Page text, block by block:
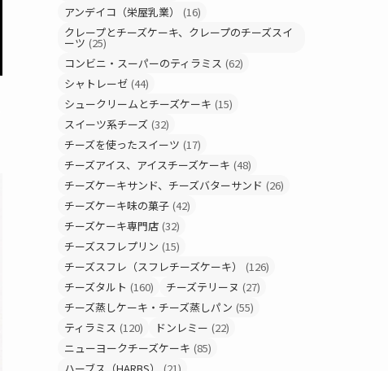
アンデイコ（栄屋乳業）
(16)
クレープとチーズケーキ、クレープのチーズスイ
ーツ (25)
コンビニ・スーパーのティラミス (62)
シャトレーゼ (44)
シュークリームとチーズケーキ (15)
スイーツ系チーズ (32)
チーズを使ったスイーツ (17)
チーズアイス、アイスチーズケーキ (48)
チーズケーキサンド、チーズバターサンド (26)
チーズケーキ味の菓子 (42)
チーズケーキ専門店 (32)
チーズスフレプリン (15)
チーズスフレ（スフレチーズケーキ）
(126)
チーズタルト (160) チーズテリーヌ (27)
チーズ蒸しケーキ・チーズ蒸しパン (55)
ティラミス (120) ドンレミー (22)
ニューヨークチーズケーキ (85)
ハーブス（HARBS）
(21)